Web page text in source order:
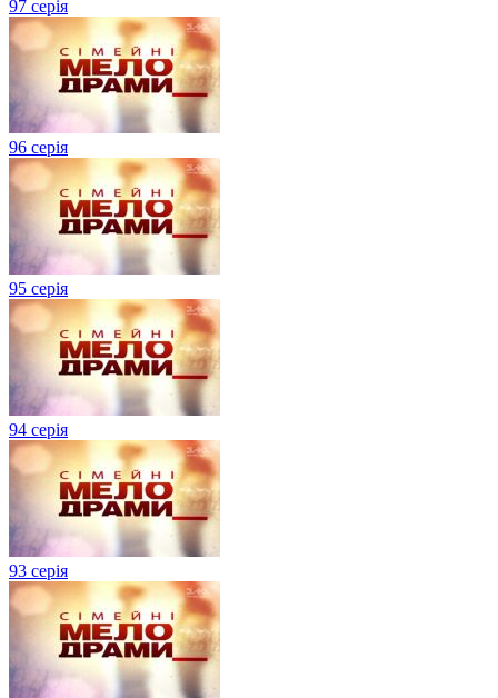
97 серія
96 серія
95 серія
94 серія
93 серія